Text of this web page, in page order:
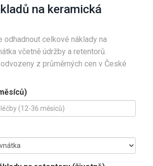
na keramická
odhadnout celkové náklady na
včetně údržby a retentorů.
z průměrných cen v České